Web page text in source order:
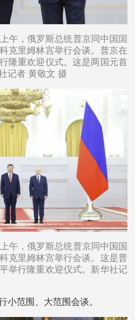
午，俄罗斯总统普京同中国国
克里姆林宫举行会谈。普京在
隆重欢迎仪式。这是两国元首
记者 黄敬文 摄
午，俄罗斯总统普京同中国国
克里姆林宫举行会谈。这是普
举行隆重欢迎仪式。新华社记
小范围、大范围会谈。